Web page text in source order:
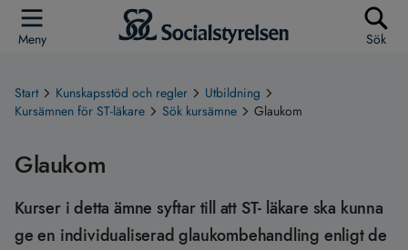
Meny Sök
Start Kunskapsstöd och regler
Utbildning
Kursämnen för ST-läkare
Sök kursämne Glaukom
Glaukom
Kurser i detta ämne syftar till att ST- läkare ska kunna
ge en individualiserad glaukombehandling enligt de